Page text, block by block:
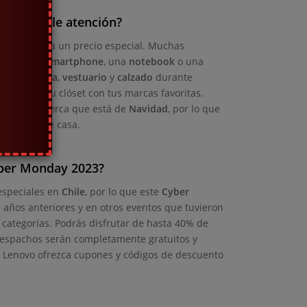
prestarle atención?
quisiste a un precio especial. Muchas
nuevo smartphone, una notebook o una
en moda, vestuario y calzado durante
llenar tu clóset con tus marcas favoritas.
es lo cerca que está de Navidad, por lo que
salir de casa.
Monday 2023?
en Chile, por lo que este Cyber
anteriores y en otros eventos que tuvieron
Podrás disfrutar de hasta 40% de
serán completamente gratuitos y
ofrezca cupones y códigos de descuento